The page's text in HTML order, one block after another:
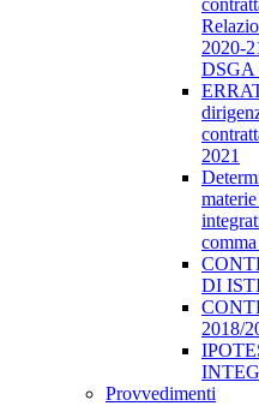
2020-
DSGA
2021
DI
2018/
Provvedimenti